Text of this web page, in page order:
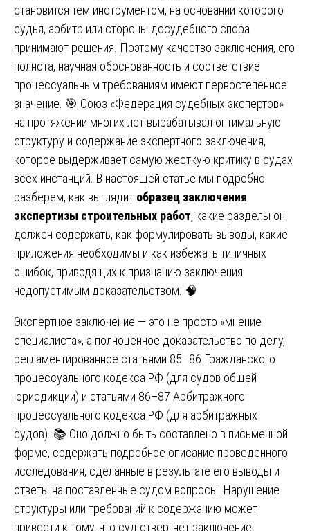
становится тем инструментом, на основании которого
судья, арбитр или стороны досудебного спора
принимают решения. Поэтому качество заключения, его
полнота, научная обоснованность и соответствие
процессуальным требованиям имеют первостепенное
значение. 🎯 Союз «Федерация судебных экспертов»
на протяжении многих лет вырабатывал оптимальную
структуру и содержание экспертного заключения,
которое выдерживает самую жесткую критику в судах
всех инстанций. В настоящей статье мы подробно
разберем, как выглядит образец заключения
экспертизы строительных работ, какие разделы он
должен содержать, как формулировать выводы, какие
приложения необходимы и как избежать типичных
ошибок, приводящих к признанию заключения
недопустимым доказательством. 🧠
Экспертное заключение — это не просто «мнение
специалиста», а полноценное доказательство по делу,
регламентированное статьями 85–86 Гражданского
процессуального кодекса РФ (для судов общей
юрисдикции) и статьями 86–87 Арбитражного
процессуального кодекса РФ (для арбитражных
судов). 📚 Оно должно быть составлено в письменной
форме, содержать подробное описание проведенного
исследования, сделанные в результате его выводы и
ответы на поставленные судом вопросы. Нарушение
структуры или требований к содержанию может
привести к тому, что суд отвергнет заключение,